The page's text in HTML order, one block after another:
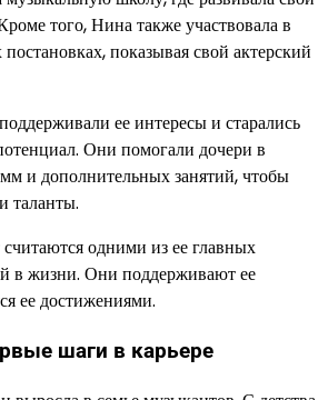
того, Нина также участвовала в
показывая свой актерский
ее интересы и старались
Они помогали дочери в
и дополнительных занятий, чтобы
таланты.
одними из ее главных
в жизни. Они поддерживают ее
ее достижениями.
шаги в карьере